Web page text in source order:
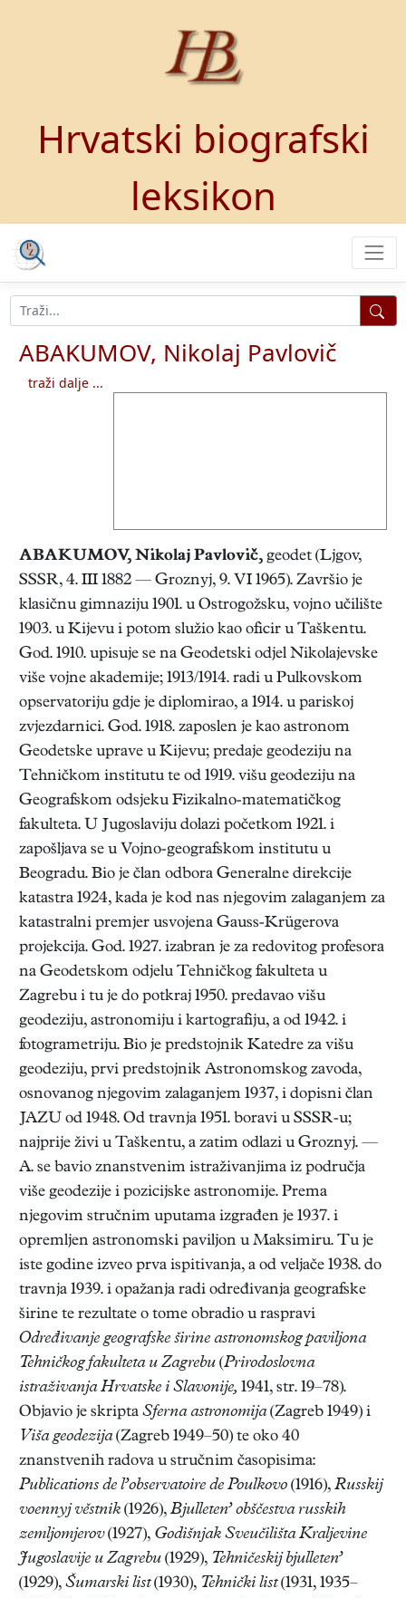
Hrvatski biografski
leksikon
ABAKUMOV, Nikolaj Pavlovič
traži dalje ...
ABAKUMOV, Nikolaj Pavlovič, geodet (Ljgov,
SSSR, 4. III 1882 — Groznyj, 9. VI 1965). Završio je
klasičnu gimnaziju 1901. u Ostrogožsku, vojno učilište
1903. u Kijevu i potom služio kao oficir u Taškentu.
God. 1910. upisuje se na Geodetski odjel Nikolajevske
više vojne akademije; 1913/1914. radi u Pulkovskom
opservatoriju gdje je diplomirao, a 1914. u pariskoj
zvjezdarnici. God. 1918. zaposlen je kao astronom
Geodetske uprave u Kijevu; predaje geodeziju na
Tehničkom institutu te od 1919. višu geodeziju na
Geografskom odsjeku Fizikalno-matematičkog
fakulteta. U Jugoslaviju dolazi početkom 1921. i
zapošljava se u Vojno-geografskom institutu u
Beogradu. Bio je član odbora Generalne direkcije
katastra 1924, kada je kod nas njegovim zalaganjem za
katastralni premjer usvojena Gauss-Krügerova
projekcija. God. 1927. izabran je za redovitog profesora
na Geodetskom odjelu Tehničkog fakulteta u
Zagrebu i tu je do potkraj 1950. predavao višu
geodeziju, astronomiju i kartografiju, a od 1942. i
fotogrametriju. Bio je predstojnik Katedre za višu
geodeziju, prvi predstojnik Astronomskog zavoda,
osnovanog njegovim zalaganjem 1937, i dopisni član
JAZU od 1948. Od travnja 1951. boravi u SSSR-u;
najprije živi u Taškentu, a zatim odlazi u Groznyj. —
A. se bavio znanstvenim istraživanjima iz područja
više geodezije i pozicijske astronomije. Prema
njegovim stručnim uputama izgrađen je 1937. i
opremljen astronomski paviljon u Maksimiru. Tu je
iste godine izveo prva ispitivanja, a od veljače 1938. do
travnja 1939. i opažanja radi određivanja geografske
širine te rezultate o tome obradio u raspravi
Određivanje geografske širine astronomskog paviljona
Tehničkog fakulteta u Zagrebu (Prirodoslovna
istraživanja Hrvatske i Slavonije, 1941, str. 19–78).
Objavio je skripta Sferna astronomija(Zagreb 1949) i
Viša geodezija(Zagreb 1949–50) te oko 40
znanstvenih radova u stručnim časopisima:
Publications de l’observatoire de Poulkovo (1916), Russkij
voennyj věstnik (1926), Bjulleten’ obščestva russkih
zemljomjerov(1927), Godišnjak Sveučilišta Kraljevine
Jugoslavije u Zagrebu (1929), Tehničeskij bjulleten’
(1929), Šumarski list(1930), Tehnički list(1931, 1935–